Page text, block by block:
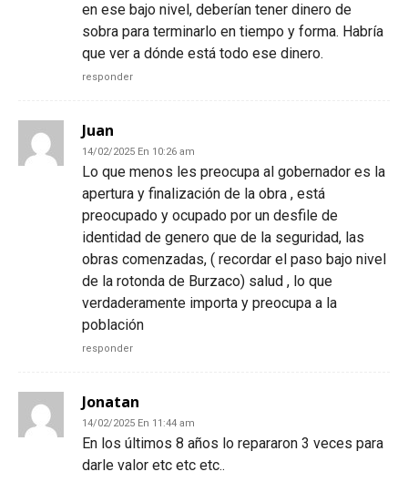
en ese bajo nivel, deberían tener dinero de
sobra para terminarlo en tiempo y forma. Habría
que ver a dónde está todo ese dinero.
responder
Juan
14/02/2025 En 10:26 am
Lo que menos les preocupa al gobernador es la
apertura y finalización de la obra , está
preocupado y ocupado por un desfile de
identidad de genero que de la seguridad, las
obras comenzadas, ( recordar el paso bajo nivel
de la rotonda de Burzaco) salud , lo que
verdaderamente importa y preocupa a la
población
responder
Jonatan
14/02/2025 En 11:44 am
En los últimos 8 años lo repararon 3 veces para
darle valor etc etc etc..